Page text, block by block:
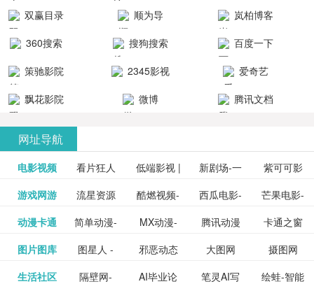
剧片、爱情
片、搞笑片
等全新电
影，是影
合破解游
戏、整合安
卓破解软件
分享与下
载！旨在打
件共享站、
资源
生物科技有
科技有限公
网
双赢目录
顺为导
航-办公运营
岚柏博客
360搜索
搜狗搜索
百度一下
策驰影院
2345影视
大全
爱奇艺
VIP会员
飘花影院
微博 腾讯文档
网址导航
电影视频 看片狂人 低端影视 |
免费高清
在线电影
新剧场-一
个网盘资
源分享小
紫可可影
视-紫可可,
免费提供
泡剧网_最
新电视剧
免费在线
更多>>
游戏网游 流星资源
网-流星蝴
蝶剑官网
酷燃视频-
致力于打
造中国领
西瓜电影-
西瓜视频
网站电影
芒果电影-
芒果TV网
站电影频
豆瓣电影-
豆瓣电影
更多>>
动漫卡通 简单动漫-
日本动画
MX动漫-
最新最全
腾讯动漫
频道
卡通之窗
三毛漫画
网
更多>>
图片图库 图星人 -
设计图片
邪恶动态
图片大全
大图网
摄图网
图行天下
更多>>
生活社区 隔壁网- AI毕业论 笔灵AI写 绘蛙-智能